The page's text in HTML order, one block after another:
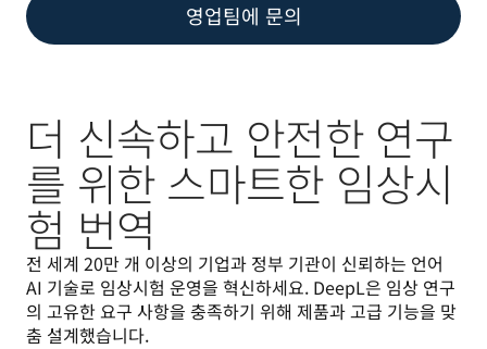
영업팀에 문의
더 신속하고 안전한 연구
를 위한 스마트한 임상시
험 번역
전 세계 20만 개 이상의 기업과 정부 기관이 신뢰하는 언어
AI 기술로 임상시험 운영을 혁신하세요. DeepL은 임상 연구
의 고유한 요구 사항을 충족하기 위해 제품과 고급 기능을 맞
춤 설계했습니다.